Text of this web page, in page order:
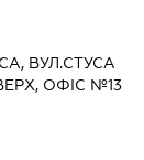
ВУЛ.СТУСА
ОФІС №13